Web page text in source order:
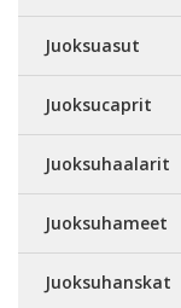
Juoksuasut
Juoksucaprit
Juoksuhaalarit
Juoksuhameet
Juoksuhanskat